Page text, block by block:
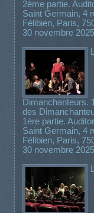
2ème partie.
Saint Germain, 4
Félibien, Paris,
30 novembre
Dimanchanteurs.
des
1ère partie.
Saint Germain, 4
Félibien, Paris,
30 novembre